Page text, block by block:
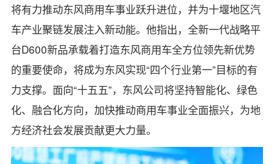
将有力推动东风商用车事业跃升进位，并为十堰地区汽
车产业聚链发展注入新动能。他指出，全新一代战略平
台D600新品承载着打造东风商用车全方位领先新优势
的重要使命，将成为东风实现“四个行业第一”目标的有
力支撑。面向“十五五”，东风公司将坚持智能化、绿色
化、融合化方向，加快推动商用车事业全面振兴，为地
方经济社会发展贡献更大力量。